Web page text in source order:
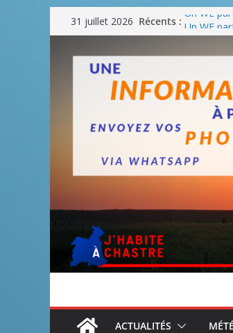
Passer
au
contenu
31 juillet 2026 Récents : Un WE
Un WE
Un WE
août
ACTUALITÉS